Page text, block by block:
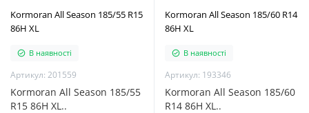
Kormoran All Season 185/55 R15
86H XL
В наявності
Артикул: 201559
Kormoran All Season 185/55
R15 86H XL..
Kormoran All Season 185/60 R14
86H XL
В наявності
Артикул: 193346
Kormoran All Season 185/60
R14 86H XL..